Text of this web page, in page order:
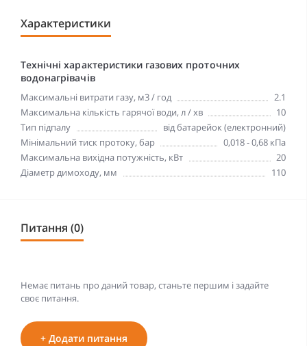
Характеристики
Технічні характеристики газових проточних
водонагрівачів
Максимальні витрати газу, м3 / год
2.1
Максимальна кількість гарячої води, л / хв
10
Тип підпалу
від батарейок (електронний)
Мінімальний тиск протоку, бар
0,018 - 0,68 кПа
Максимальна вихідна потужність, кВт
20
Діаметр димоходу, мм
110
Питання (0)
Немає питань про даний товар, станьте першим і задайте
своє питання.
+ Додати питання